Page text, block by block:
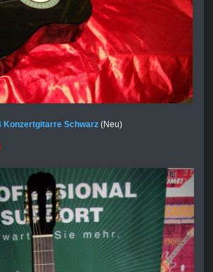
Konzertgitarre Schwarz (Neu)